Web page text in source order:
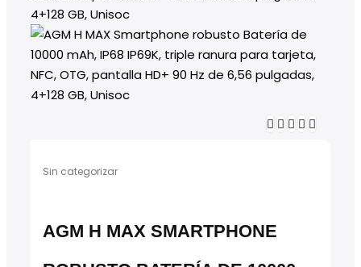
Sin categorizar
AGM H MAX SMARTPHONE